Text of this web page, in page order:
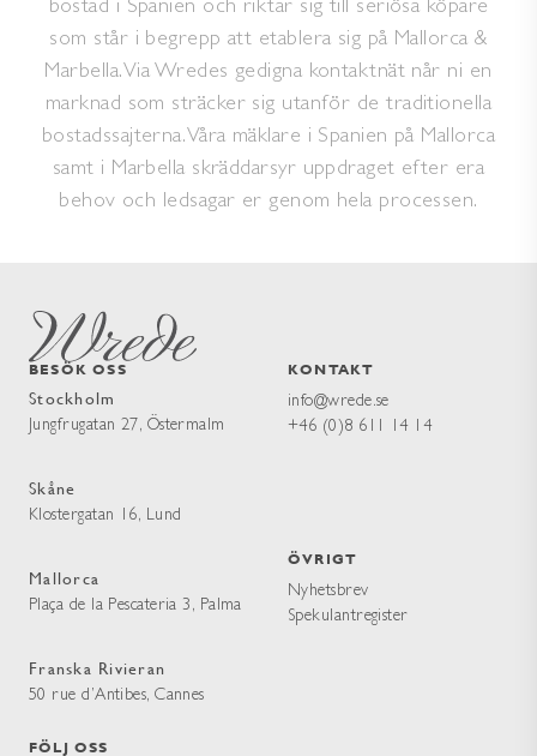
som står i begrepp att etablera sig på Mallorca &
Marbella. Via Wredes gedigna kontaktnät når ni en
marknad som sträcker sig utanför de traditionella
bostadssajterna. Våra mäklare i Spanien på Mallorca
samt i Marbella skräddarsyr uppdraget efter era
behov och ledsagar er genom hela processen.
BESÖK OSS
Stockholm
Jungfrugatan 27, Östermalm
Skåne
Klostergatan 16, Lund
Mallorca
Plaça de la Pescateria 3, Palma
Franska Rivieran
50 rue d’Antibes, Cannes
KONTAKT
info@wrede.se
+46 (0)8 611 14 14
ÖVRIGT
Nyhetsbrev
Spekulantregister
FÖLJ OSS